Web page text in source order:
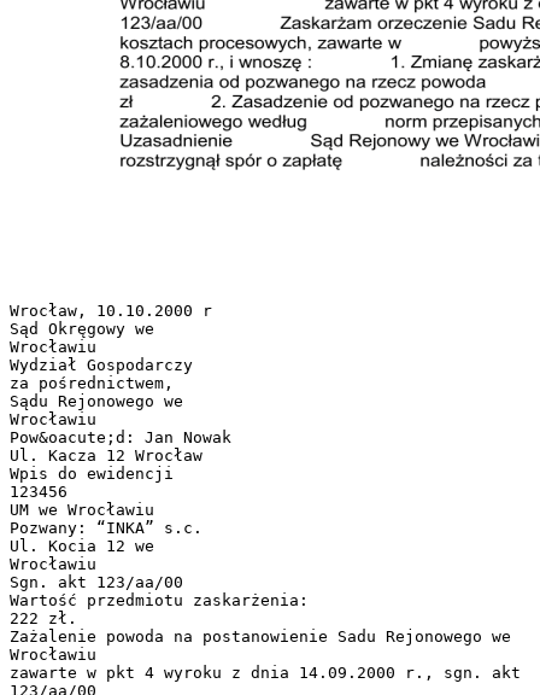
Wrocław, 10.10.2000 r
Sąd Okręgowy we
Wrocławiu
Wydział Gospodarczy
za pośrednictwem,
Sądu Rejonowego we
Wrocławiu
Pow&oacute;d: Jan Nowak
Ul. Kacza 12 Wrocław
Wpis do ewidencji
123456
UM we Wrocławiu
Pozwany: “INKA” s.c.
Ul. Kocia 12 we
Wrocławiu
Sgn. akt 123/aa/00
Wartość przedmiotu zaskarżenia:
222 zł.
Zażalenie powoda na postanowienie Sadu Rejonowego we
Wrocławiu
zawarte w pkt 4 wyroku z dnia 14.09.2000 r., sgn. akt
123/aa/00